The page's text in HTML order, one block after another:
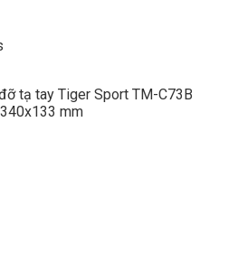
tạ tay Tiger Sport TM-C73B
mm